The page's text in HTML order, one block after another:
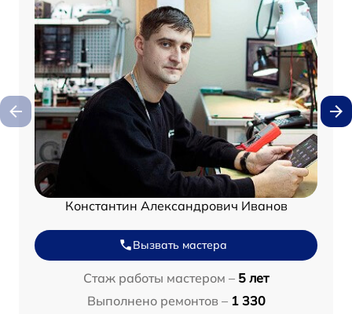
Константин Александрович Иванов
Вызвать мастера
Стаж работы мастером – 5 лет
Выполнено ремонтов – 1 330